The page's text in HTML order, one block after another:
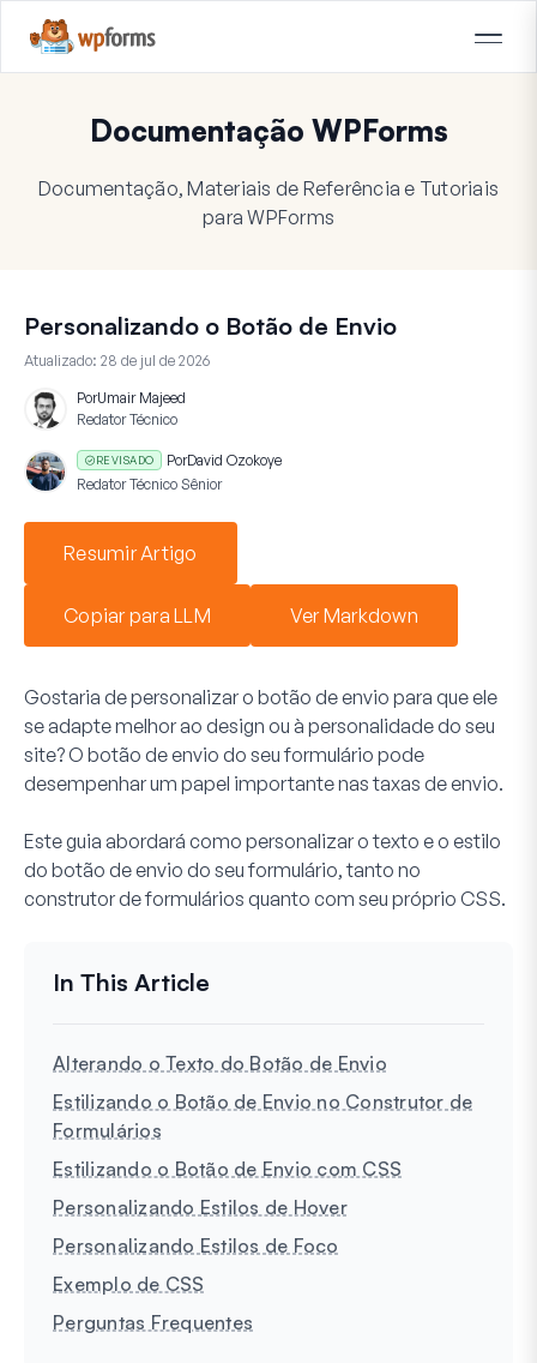
Documentação WPForms
Documentação, Materiais de Referência e Tutoriais
para WPForms
Personalizando o Botão de Envio
Atualizado: 28 de jul de 2026
PorUmair Majeed
Redator Técnico
REVISADO PorDavid Ozokoye
Redator Técnico Sênior
Resumir Artigo
Copiar para LLM Ver Markdown
Gostaria de personalizar o botão de envio para que ele
se adapte melhor ao design ou à personalidade do seu
site? O botão de envio do seu formulário pode
desempenhar um papel importante nas taxas de envio.
Este guia abordará como personalizar o texto e o estilo
do botão de envio do seu formulário, tanto no
construtor de formulários quanto com seu próprio CSS.
Alterando o Texto do Botão de Envio
Estilizando o Botão de Envio no Construtor de
Formulários
Estilizando o Botão de Envio com CSS
Personalizando Estilos de Hover
Personalizando Estilos de Foco
Exemplo de CSS
Perguntas Frequentes